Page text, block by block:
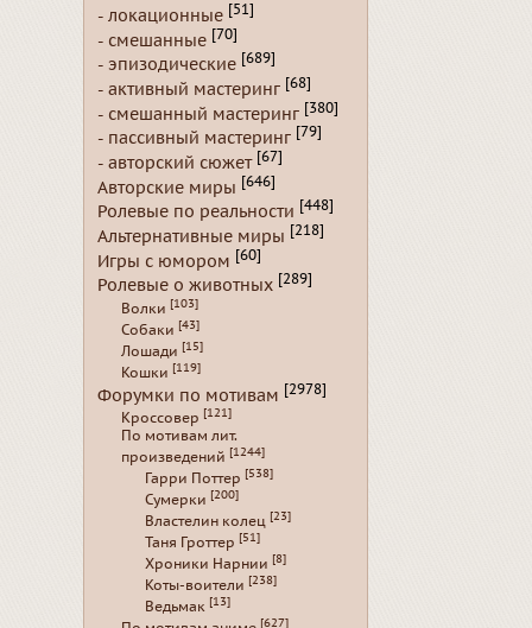
- локационные [51]
- смешанные [70]
- эпизодические [689]
- активный мастеринг [68]
- смешанный мастеринг [380]
- пассивный мастеринг [79]
- авторский сюжет [67]
Авторские миры [646]
Ролевые по реальности [448]
Альтернативные миры [218]
Игры с юмором [60]
Ролевые о животных [289]
Волки [103]
Собаки [43]
Лошади [15]
Кошки [119]
Форумки по мотивам [2978]
Кроссовер [121]
По мотивам лит.
произведений [1244]
Гарри Поттер [538]
Сумерки [200]
Властелин колец [23]
Таня Гроттер [51]
Хроники Нарнии [8]
Коты-воители [238]
Ведьмак [13]
[627]